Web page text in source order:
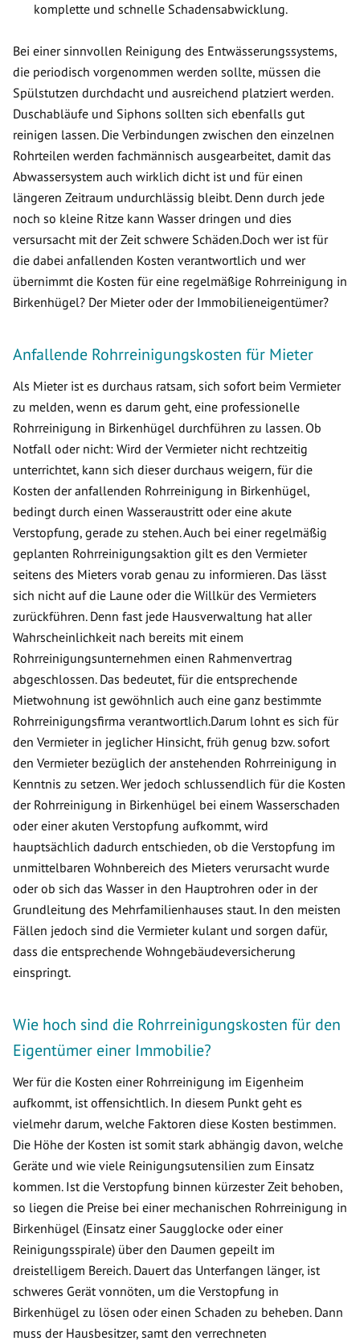
komplette und schnelle Schadensabwicklung.
Bei einer sinnvollen Reinigung des Entwässerungssystems,
die periodisch vorgenommen werden sollte, müssen die
Spülstutzen durchdacht und ausreichend platziert werden.
Duschabläufe und Siphons sollten sich ebenfalls gut
reinigen lassen. Die Verbindungen zwischen den einzelnen
Rohrteilen werden fachmännisch ausgearbeitet, damit das
Abwassersystem auch wirklich dicht ist und für einen
längeren Zeitraum undurchlässig bleibt. Denn durch jede
noch so kleine Ritze kann Wasser dringen und dies
versursacht mit der Zeit schwere Schäden.Doch wer ist für
die dabei anfallenden Kosten verantwortlich und wer
übernimmt die Kosten für eine regelmäßige Rohrreinigung in
Birkenhügel? Der Mieter oder der Immobilieneigentümer?
Anfallende Rohrreinigungskosten für Mieter
Als Mieter ist es durchaus ratsam, sich sofort beim Vermieter
zu melden, wenn es darum geht, eine professionelle
Rohrreinigung in Birkenhügel durchführen zu lassen. Ob
Notfall oder nicht: Wird der Vermieter nicht rechtzeitig
unterrichtet, kann sich dieser durchaus weigern, für die
Kosten der anfallenden Rohrreinigung in Birkenhügel,
bedingt durch einen Wasseraustritt oder eine akute
Verstopfung, gerade zu stehen. Auch bei einer regelmäßig
geplanten Rohrreinigungsaktion gilt es den Vermieter
seitens des Mieters vorab genau zu informieren. Das lässt
sich nicht auf die Laune oder die Willkür des Vermieters
zurückführen. Denn fast jede Hausverwaltung hat aller
Wahrscheinlichkeit nach bereits mit einem
Rohrreinigungsunternehmen einen Rahmenvertrag
abgeschlossen. Das bedeutet, für die entsprechende
Mietwohnung ist gewöhnlich auch eine ganz bestimmte
Rohrreinigungsfirma verantwortlich.Darum lohnt es sich für
den Vermieter in jeglicher Hinsicht, früh genug bzw. sofort
den Vermieter bezüglich der anstehenden Rohrreinigung in
Kenntnis zu setzen. Wer jedoch schlussendlich für die Kosten
der Rohrreinigung in Birkenhügel bei einem Wasserschaden
oder einer akuten Verstopfung aufkommt, wird
hauptsächlich dadurch entschieden, ob die Verstopfung im
unmittelbaren Wohnbereich des Mieters verursacht wurde
oder ob sich das Wasser in den Hauptrohren oder in der
Grundleitung des Mehrfamilienhauses staut. In den meisten
Fällen jedoch sind die Vermieter kulant und sorgen dafür,
dass die entsprechende Wohngebäudeversicherung
einspringt.
Wie hoch sind die Rohrreinigungskosten für den
Eigentümer einer Immobilie?
Wer für die Kosten einer Rohrreinigung im Eigenheim
aufkommt, ist offensichtlich. In diesem Punkt geht es
vielmehr darum, welche Faktoren diese Kosten bestimmen.
Die Höhe der Kosten ist somit stark abhängig davon, welche
Geräte und wie viele Reinigungsutensilien zum Einsatz
kommen. Ist die Verstopfung binnen kürzester Zeit behoben,
so liegen die Preise bei einer mechanischen Rohrreinigung in
Birkenhügel (Einsatz einer Saugglocke oder einer
Reinigungsspirale) über den Daumen gepeilt im
dreistelligem Bereich. Dauert das Unterfangen länger, ist
schweres Gerät vonnöten, um die Verstopfung in
Birkenhügel zu lösen oder einen Schaden zu beheben. Dann
muss der Hausbesitzer, samt den verrechneten